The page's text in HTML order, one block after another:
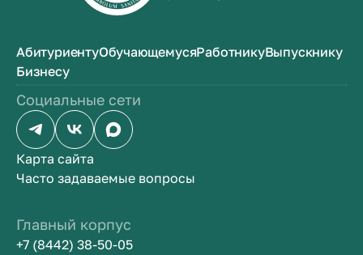
АбитуриентуОбучающемусяРаботникуВыпускнику
Бизнесу
Социальные сети
Карта сайта
Часто задаваемые вопросы
Главный корпус
+7 (8442) 38-50-05